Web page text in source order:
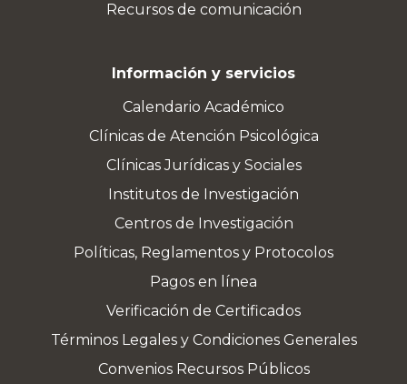
Recursos de comunicación
Información y servicios
Calendario Académico
Clínicas de Atención Psicológica
Clínicas Jurídicas y Sociales
Institutos de Investigación
Centros de Investigación
Políticas, Reglamentos y Protocolos
Pagos en línea
Verificación de Certificados
Términos Legales y Condiciones Generales
Convenios Recursos Públicos